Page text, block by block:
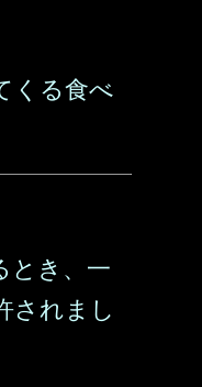
くる食べ
とき、一
されまし